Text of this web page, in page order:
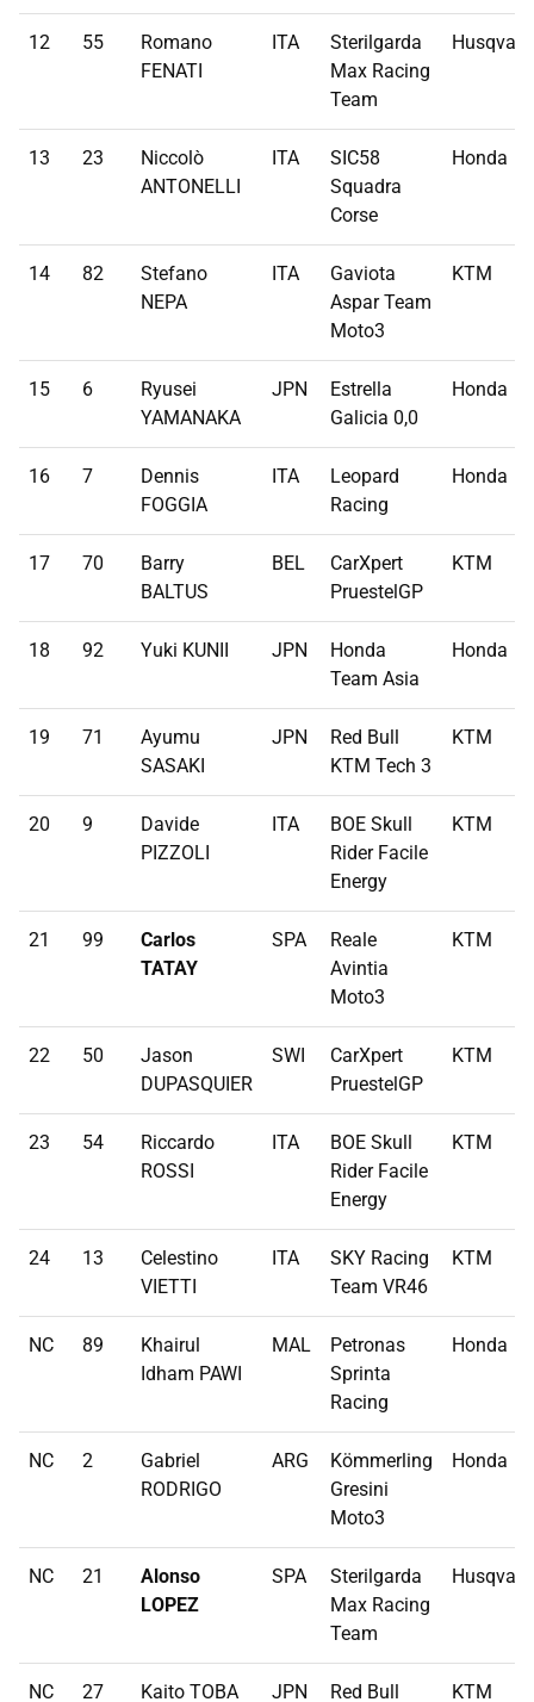
12 55
Romano
FENATI
ITA
Sterilgarda
Max Racing
Team
13 23
Niccolò
ANTONELLI
ITA
SIC58
Squadra
Corse
Honda
14 82
Stefano
NEPA
ITA
Gaviota
Aspar Team
Moto3
KTM
15 6
Ryusei
YAMANAKA
JPN
Estrella
Galicia 0,0
Honda
16 7
Dennis
FOGGIA
ITA
Leopard
Racing
Honda
17 70
Barry
BALTUS
BEL
CarXpert
PruestelGP
KTM
18 92 Yuki KUNII JPN
Honda
Team Asia
Honda
19 71
Ayumu
SASAKI
JPN
Red Bull
KTM Tech 3
KTM
20 9
Davide
PIZZOLI
ITA
BOE Skull
Rider Facile
Energy
KTM
21 99
Carlos
TATAY
SPA
Reale
Avintia
Moto3
KTM
22 50
Jason
DUPASQUIER
SWI
CarXpert
PruestelGP
KTM
23 54
Riccardo
ROSSI
ITA
BOE Skull
Rider Facile
Energy
KTM
24 13
Celestino
VIETTI
ITA
SKY Racing
Team VR46
KTM
NC 89
Khairul
Idham PAWI
MAL
Petronas
Sprinta
Racing
Honda
NC 2
Gabriel
RODRIGO
ARG
Kömmerling
Gresini
Moto3
Honda
NC 21
Alonso
LOPEZ
SPA
Sterilgarda
Max Racing
Team
NC 27 Kaito TOBA JPN
Red Bull
KTM